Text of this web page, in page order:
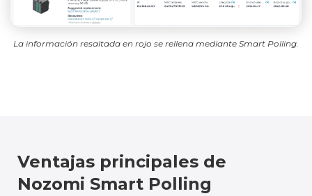
La información resaltada en rojo se rellena mediante Smart Polling.
Ventajas principales de
Nozomi Smart Polling